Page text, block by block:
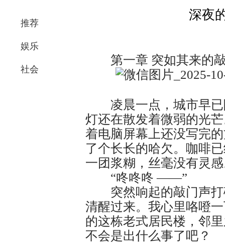
推荐
娱乐
社会
深夜
第一章 突如其来的
凌晨一点，城市早已
灯还在散发着微弱的光
着电脑屏幕上还没写完
了个长长的哈欠。咖啡
一团浆糊，丝毫没有灵
“咚咚咚 ——”​
突然响起的敲门声打
清醒过来。我心里咯噔
的这栋老式居民楼，邻
不会是出什么事了吧？​